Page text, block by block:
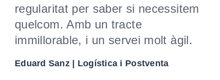
regularitat per saber si necessitem
quelcom. Amb un tracte
immillorable, i un servei molt àgil.
Eduard Sanz | Logística i Postventa
Marc Sala | Cap de vendes d’Aikos